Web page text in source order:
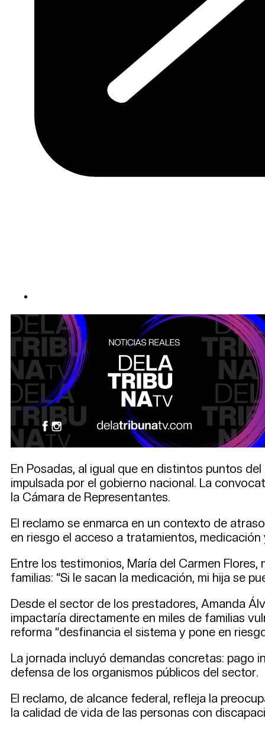
En Posadas, al igual que en distintos puntos
impulsada por el gobierno nacional. La
la Cámara de Representantes.
El reclamo se enmarca en un contexto de
en riesgo el acceso a tratamientos,
Entre los testimonios, María del Carmen
familias: “Si le sacan la medicación, mi hija se
Desde el sector de los prestadores, Amanda
impactaría directamente en miles de familias
reforma “desfinancia el sistema y pone en
La jornada incluyó demandas concretas: pago
defensa de los organismos públicos del sector.
El reclamo, de alcance federal, refleja la
la calidad de vida de las personas con